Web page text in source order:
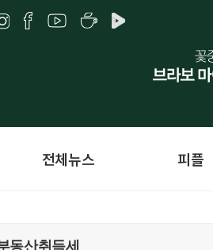
전체뉴스 피플